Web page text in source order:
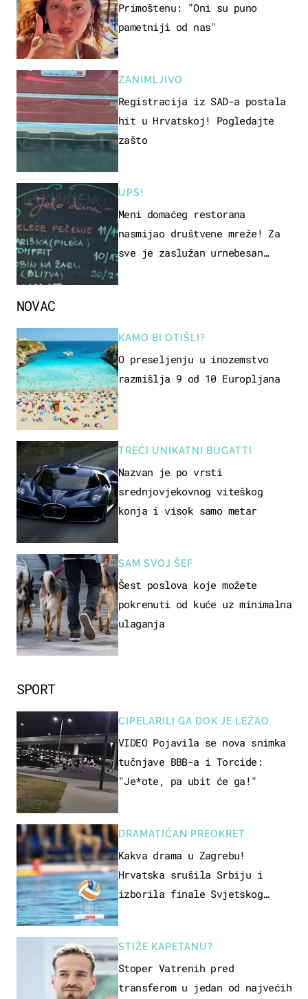
Primoštenu: "Oni su puno
pametniji od nas"
ZANIMLJIVO
Registracija iz SAD-a postala
hit u Hrvatskoj! Pogledajte
zašto
UPS!
Meni domaćeg restorana
nasmijao društvene mreže! Za
sve je zaslužan urnebesan
SPORT
CIPELARILI GA DOK JE LEŽAO
VIDEO Pojavila se nova snimka
tučnjave BBB-a i Torcide:
"Je*ote, pa ubit će ga!"
DRAMATIČAN PREOKRET
Kakva drama u Zagrebu!
Hrvatska srušila Srbiju i
izborila finale Svjetskog
STIŽE KAPETANU?
Stoper Vatrenih pred
transferom u jedan od najvećih
NOVAC
KAMO BI OTIŠLI?
O preseljenju u inozemstvo
razmišlja 9 od 10 Europljana
TREĆI UNIKATNI BUGATTI
Nazvan je po vrsti
srednjovjekovnog viteškog
konja i visok samo metar
SAM SVOJ ŠEF
Šest poslova koje možete
pokrenuti od kuće uz minimalna
ulaganja